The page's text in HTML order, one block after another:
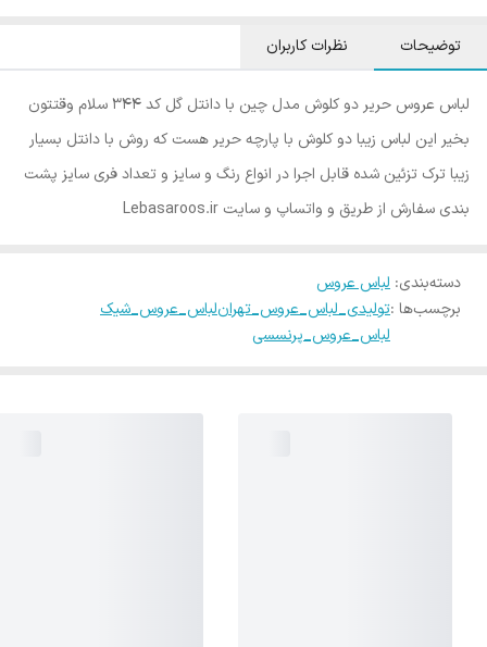
توضیحات نظرات کاربران
لباس عروس حریر دو کلوش مدل چین با دانتل گل کد ۳۴۴ سلام وقتتون
بخیر این لباس زیبا دو کلوش با پارچه حریر هست که روش با دانتل بسیار
زیبا ترک تزئین شده قابل اجرا در انواع رنگ و سایز و تعداد فری سایز پشت
بندی سفارش از طریق و واتساپ و سایت Lebasaroos.ir
دسته‌بندی: لباس عروس
برچسب‌ها :تولیدی_لباس_عروس_تهرانلباس_عروس_شیک
لباس_عروس_پرنسسی